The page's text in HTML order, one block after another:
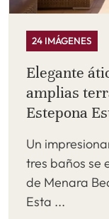
24 IMÁGENES
Elegante
amplias
Estepona
Un
tres baños se
de Menara
Esta ...